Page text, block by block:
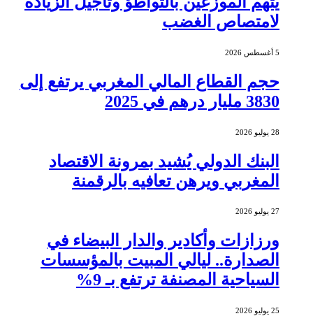
لامتصاص الغضب
حجم القطاع المالي المغربي يرتفع إلى
3830 مليار درهم في 2025
28 يوليو 2026
البنك الدولي يُشيد بمرونة الاقتصاد
المغربي ويرهن تعافيه بالرقمنة
27 يوليو 2026
ورزازات وأكادير والدار البيضاء في
الصدارة.. ليالي المبيت بالمؤسسات
السياحية المصنفة ترتفع بـ 9%
25 يوليو 2026